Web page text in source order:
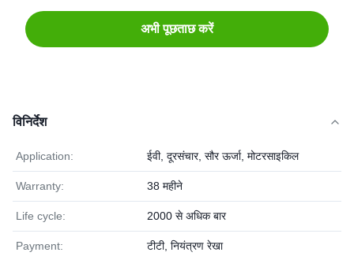
अभी पूछताछ करें
विनिर्देश
Application: ईवी, दूरसंचार, सौर ऊर्जा, मोटरसाइकिल
Warranty: 38 महीने
Life cycle: 2000 से अधिक बार
Payment: टीटी, नियंत्रण रेखा